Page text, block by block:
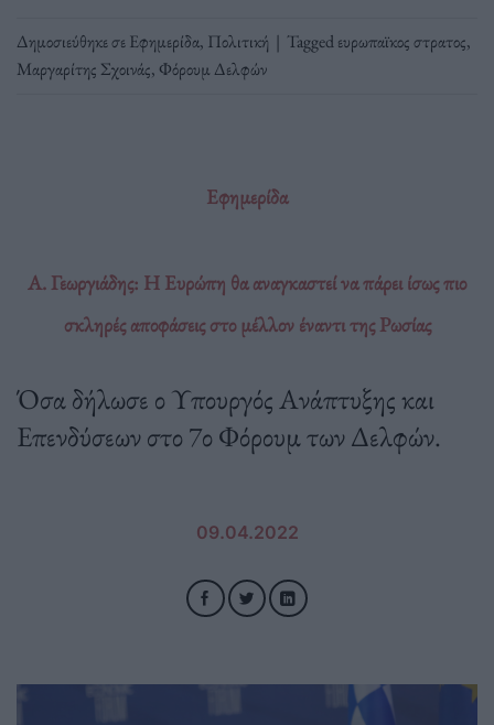
Δημοσιεύθηκε σεΕφημερίδα, Πολιτική | Taggedευρωπαϊκος στρατος,
Μαργαρίτης Σχοινάς, Φόρουμ Δελφών
Εφημερίδα
Α. Γεωργιάδης: Η Ευρώπη θα αναγκαστεί να πάρει ίσως πιο
σκληρές αποφάσεις στο μέλλον έναντι της Ρωσίας
Όσα δήλωσε ο Υπουργός Ανάπτυξης και
Επενδύσεων στο 7ο Φόρουμ των Δελφών.
09.04.2022